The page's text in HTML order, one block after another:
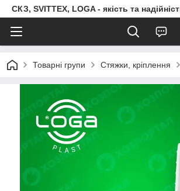
СКЗ, SVITTEX, LOGA - якість та
Товарні групи Стяжки, кріплення